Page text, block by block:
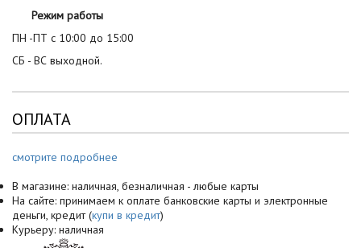
Режим работы
ПН -ПТ с 10:00 до 15:00
СБ - ВС выходной.
ОПЛАТА
смотрите подробнее
В магазине: наличная, безналичная - любые карты
На сайте: принимаем к оплате банковские карты и электронные
деньги, кредит (купи в кредит)
Курьеру: наличная